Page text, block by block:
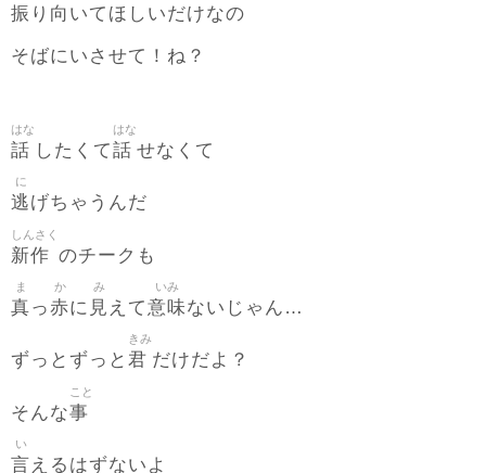
振 り 向 いてほしいだけなの
そばにいさせて！ね？
話
はな
したくて話
はな
せなくて
逃
に
げちゃうんだ
新作
しんさく
のチークも
真
ま
っ赤
か
に 見
み
えて意味
いみ
ないじゃん…
ずっとずっと 君
きみ
だけだよ？
そんな事
こと
言
い
えるはずないよ